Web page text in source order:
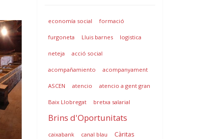
economía social formació
furgoneta Lluis barnes logistica
neteja acció social
acompañamiento acompanyament
ASCEN atencio atencio a gent gran
Baix Llobregat bretxa salarial
Brins d'Oportunitats
caixabank canal blau Càritas